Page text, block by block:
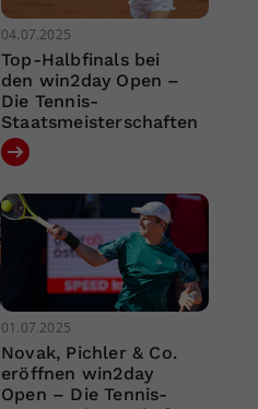
04.07.2025
Top-Halbfinals bei
den win2day Open –
Die Tennis-
Staatsmeisterschaften
01.07.2025
Novak, Pichler & Co.
eröffnen win2day
Open – Die Tennis-